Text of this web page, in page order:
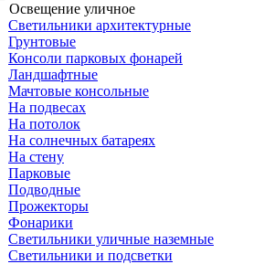
Освещение уличное
Светильники архитектурные
Грунтовые
Консоли парковых фонарей
Ландшафтные
Мачтовые консольные
На подвесах
На потолок
На солнечных батареях
На стену
Парковые
Подводные
Прожекторы
Фонарики
Светильники уличные наземные
Светильники и подсветки